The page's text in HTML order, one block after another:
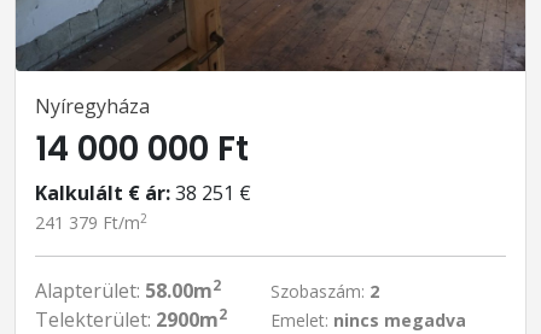
Nyíregyháza
14 000 000 Ft
Kalkulált € ár:38 251 €
241 379 Ft/m2
Alapterület: 58.00m2
Telekterület: 2900m2
Szobaszám: 2
Emelet: nincs megadva